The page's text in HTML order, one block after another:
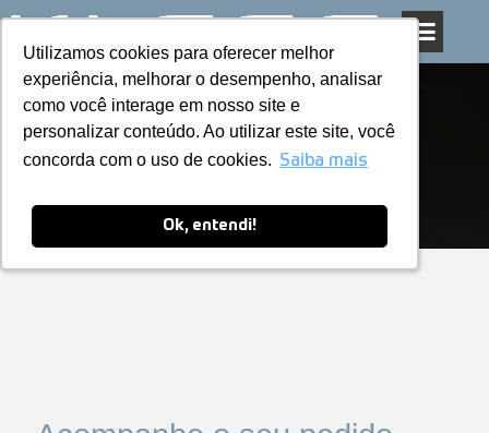
Utilizamos cookies para oferecer melhor
experiência, melhorar o desempenho, analisar
como você interage em nosso site e
personalizar conteúdo. Ao utilizar este site, você
concorda com o uso de cookies. Saiba mais
Ok, entendi!
Utilizamos cookies para oferecer melhor
experiência, melhorar o desempenho, analisar
como você interage em nosso site e
personalizar conteúdo. Ao utilizar este site, você
concorda com o uso de cookies. Saiba mais
Ok, entendi!
Pular
para
o
conteúdo